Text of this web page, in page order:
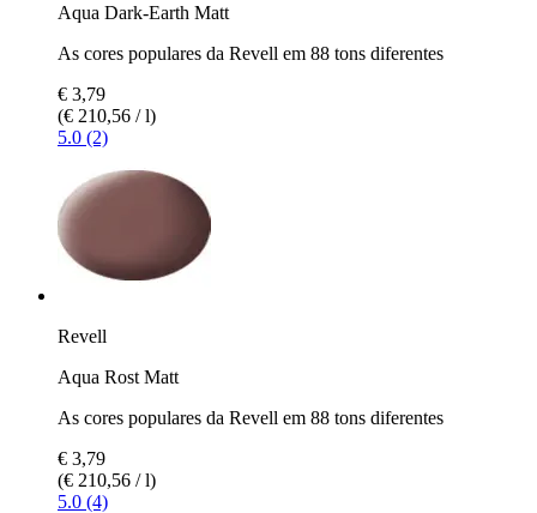
Aqua Dark-Earth Matt
As cores populares da Revell em 88 tons diferentes
€ 3,79
(€ 210,56 / l)
5.0 (2)
Revell
Aqua Rost Matt
As cores populares da Revell em 88 tons diferentes
€ 3,79
(€ 210,56 / l)
5.0 (4)